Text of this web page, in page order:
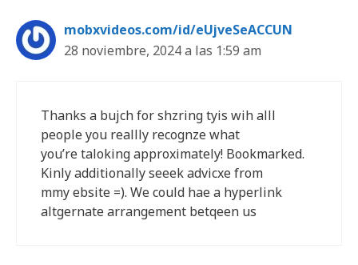
mobxvideos.com/id/eUjveSeACCUN
28 noviembre, 2024 a las 1:59 am
Thanks a bujch for shzring tyis wih alll
people you reallly recognze what
you’re taloking approximately! Bookmarked.
Kinly additionally seeek advicxe from
mmy ebsite =). We could hae a hyperlink
altgernate arrangement betqeen us